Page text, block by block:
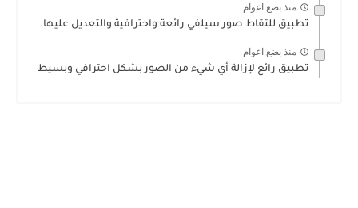
منذ بضع اعوام
تطبيق للتقاط صور سيلفي رائعة واحترافية والتعديل عليها.
منذ بضع اعوام
تطبيق رائع لإزالة أي شيء من الصور بشكل احترافي وبسيط